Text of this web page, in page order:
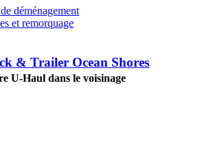
déménagement
et remorquage
& Trailer Ocean Shores
U-Haul dans le voisinage